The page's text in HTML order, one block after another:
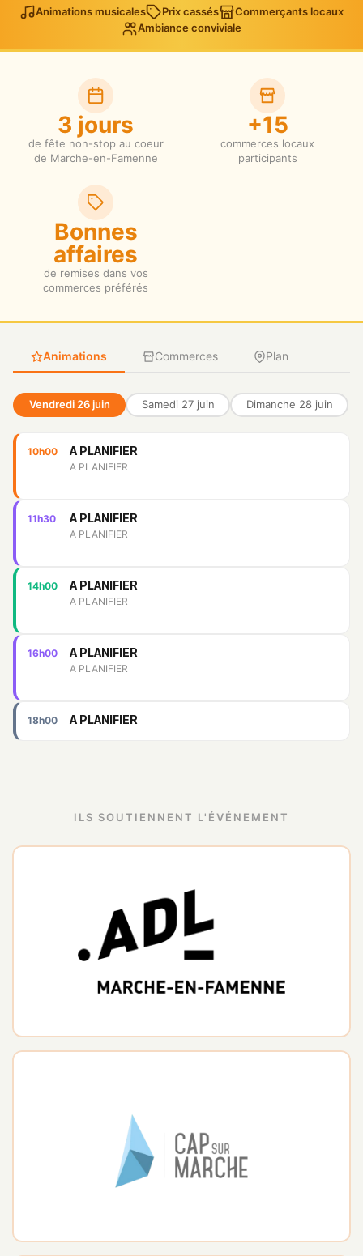
Animations musicales Prix cassés
Commerçants locaux
Ambiance conviviale
3 jours
de fête non-stop au coeur
de Marche-en-Famenne
+15
commerces locaux
participants
Bonnes
affaires
de remises dans vos
commerces préférés
Animations Commerces Plan
Vendredi 26 juin Samedi 27 juin Dimanche 28 juin
10h00 A PLANIFIER
A PLANIFIER
11h30 A PLANIFIER
A PLANIFIER
14h00 A PLANIFIER
A PLANIFIER
16h00 A PLANIFIER
A PLANIFIER
18h00 A PLANIFIER